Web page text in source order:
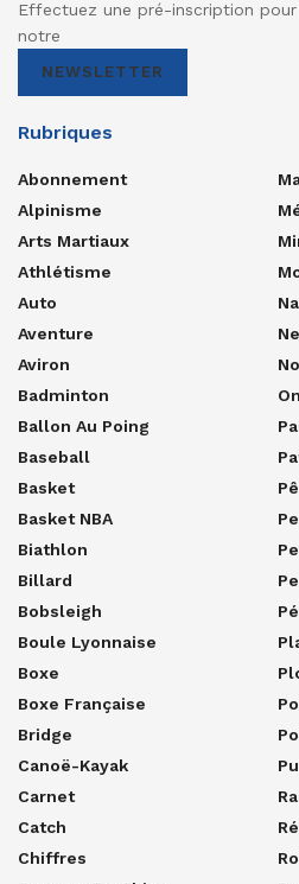
Effectuez une pré-inscription
notre
NEWSLETTER
Rubriques
Abonnement
Alpinisme
Arts Martiaux
Athlétisme
Auto
Aventure
Aviron
Badminton
Ballon Au Poing
Baseball
Basket
Basket NBA
Biathlon
Billard
Bobsleigh
Boule Lyonnaise
Boxe
Boxe Française
Bridge
Canoë-Kayak
Carnet
Catch
Chiffres